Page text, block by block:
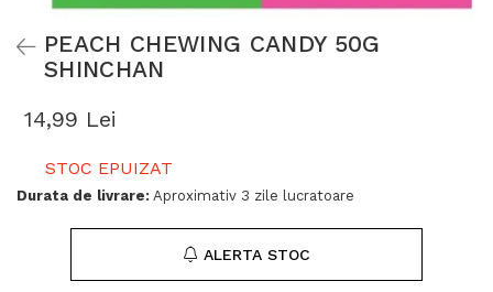
PEACH CHEWING CANDY 50G
SHINCHAN
14,99 Lei
STOC EPUIZAT
Durata de livrare: Aproximativ 3 zile lucratoare
ALERTA STOC